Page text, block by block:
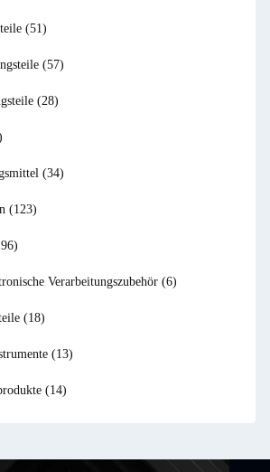
(51)
(57)
(28)
(34)
(123)
Verarbeitungszubehör (6)
(18)
(13)
(14)